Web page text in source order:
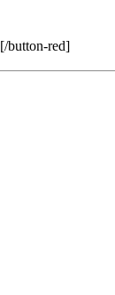
[/button-red]